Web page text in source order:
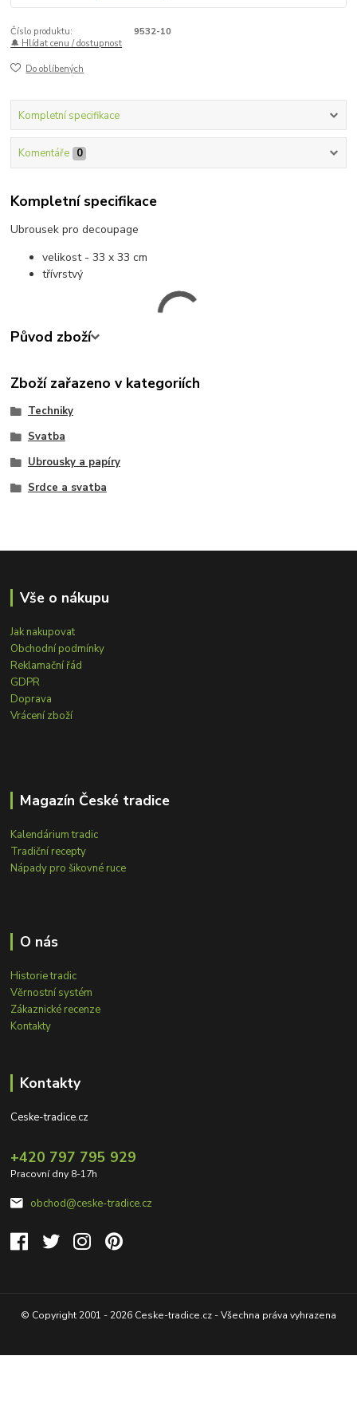
Číslo produktu:
9532-10
🔔 Hlídat cenu / dostupnost
Do oblíbených
Kompletní specifikace
Komentáře 0
Kompletní specifikace
Ubrousek pro decoupage
velikost - 33 x 33 cm
třívrstvý
Původ zboží
Zboží zařazeno v kategoriích
Techniky
Svatba
Ubrousky a papíry
Srdce a svatba
Vše o nákupu
Jak nakupovat
Obchodní podmínky
Reklamační řád
GDPR
Doprava
Vrácení zboží
Magazín České tradice
Kalendárium tradic
Tradiční recepty
Nápady pro šikovné ruce
O nás
Historie tradic
Věrnostní systém
Zákaznické recenze
Kontakty
Kontakty
Ceske-tradice.cz
+420 797 795 929
Pracovní dny 8-17h
obchod@ceske-tradice.cz
© Copyright 2001 - 2026 Ceske-tradice.cz - Všechna práva vyhrazena